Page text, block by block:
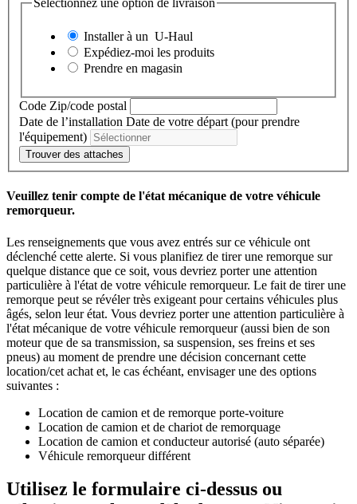
Sélectionnez une option de livraison
Installer à un U-Haul
Expédiez-moi les produits
Prendre en magasin
Code Zip/code postal
Date de l’installation Date de votre départ (pour prendre
l'équipement)
Trouver des attaches
Veuillez tenir compte de l'état mécanique de votre véhicule
remorqueur.
Les renseignements que vous avez entrés sur ce véhicule ont
déclenché cette alerte. Si vous planifiez de tirer une remorque sur
quelque distance que ce soit, vous devriez porter une attention
particulière à l'état de votre véhicule remorqueur. Le fait de tirer une
remorque peut se révéler très exigeant pour certains véhicules plus
âgés, selon leur état. Vous devriez porter une attention particulière à
l'état mécanique de votre véhicule remorqueur (aussi bien de son
moteur que de sa transmission, sa suspension, ses freins et ses
pneus) au moment de prendre une décision concernant cette
location/cet achat et, le cas échéant, envisager une des options
suivantes :
Location de camion et de remorque porte-voiture
Location de camion et de chariot de remorquage
Location de camion et conducteur autorisé (auto séparée)
Véhicule remorqueur différent
Utilisez le formulaire ci-dessus ou